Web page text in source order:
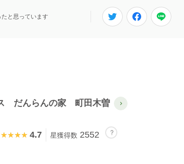
と思っています
だんらんの家 町田木曽
4.7 星獲得数 2552